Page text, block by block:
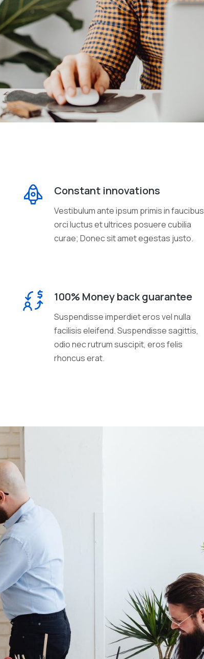
Constant innovations
Vestibulum ante ipsum primis in faucibus
orci luctus et ultrices posuere cubilia
curae; Donec sit amet egestas justo.
100% Money back guarantee
Suspendisse imperdiet eros vel nulla
facilisis eleifend. Suspendisse sagittis,
odio nec rutrum suscipit, eros felis
rhoncus erat.